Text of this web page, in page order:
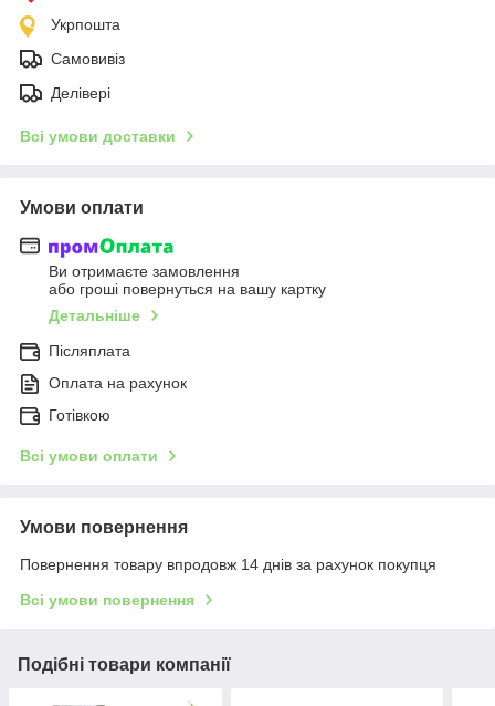
Укрпошта
Самовивіз
Делівері
Всі умови доставки
Умови оплати
Ви отримаєте замовлення
або гроші повернуться на вашу картку
Детальніше
Післяплата
Оплата на рахунок
Готівкою
Всі умови оплати
Умови повернення
Повернення товару впродовж 14 днів за рахунок покупця
Всі умови повернення
Подібні товари компанії